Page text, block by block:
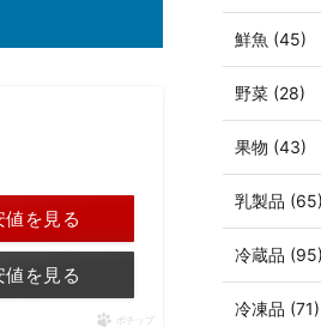
を見る
値を見る
ポチップ
鮮魚 (45)
野菜 (28)
果物 (43)
乳製品 (65)
冷蔵品 (95)
冷凍品 (71)